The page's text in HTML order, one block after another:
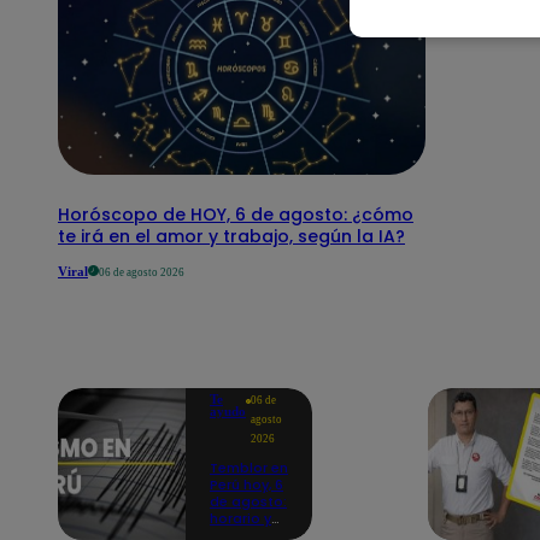
Horóscopo de HOY, 6 de agosto: ¿cómo
te irá en el amor y trabajo, según la IA?
Viral 06 de agosto 2026
Te
ayudo
06 de
agosto
2026
Temblor en
Perú hoy, 6
de agosto:
horario y